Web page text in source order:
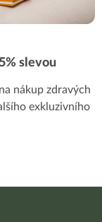
slevou
nákup zdravých
exkluzivního